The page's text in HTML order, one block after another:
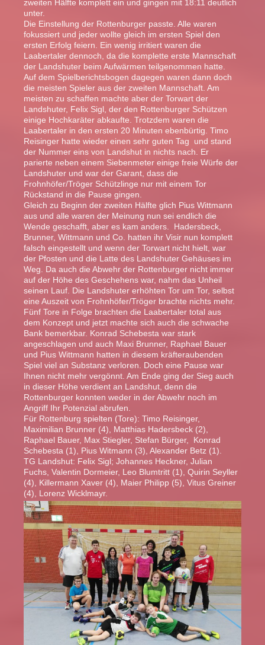
zweiten Hälfte komplett ein und gingen mit 18:11 deutlich
unter.
Die Einstellung der Rottenburger passte. Alle waren
fokussiert und jeder wollte gleich im ersten Spiel den
ersten Erfolg feiern. Ein wenig irritiert waren die
Laabertaler dennoch, da die komplette erste Mannschaft
der Landshuter beim Aufwärmen teilgenommen hatte.
Auf dem Spielberichtsbogen dagegen waren dann doch
die meisten Spieler aus der zweiten Mannschaft. Am
meisten zu schaffen machte aber der Torwart der
Landshuter, Felix Sigl, der den Rottenburger Schützen
einige Hochkaräter abkaufte. Trotzdem waren die
Laabertaler in den ersten 20 Minuten ebenbürtig. Timo
Reisinger hatte wieder einen sehr guten Tag und stand
der Nummer eins von Landshut in nichts nach. Er
parierte neben einem Siebenmeter einige freie Würfe der
Landshuter und war der Garant, dass die
Frohnhöfer/Tröger Schützlinge nur mit einem Tor
Rückstand in die Pause gingen.
Gleich zu Beginn der zweiten Hälfte glich Pius Wittmann
aus und alle waren der Meinung nun sei endlich die
Wende geschafft, aber es kam anders. Hadersbeck,
Brunner, Wittmann und Co. hatten ihr Visir nun komplett
falsch eingestellt und wenn der Torwart nicht hielt, war
der Pfosten und die Latte des Landshuter Gehäuses im
Weg. Da auch die Abwehr der Rottenburger nicht immer
auf der Höhe des Geschehens war, nahm das Unheil
seinen Lauf. Die Landshuter erhöhten Tor um Tor, selbst
eine Auszeit von Frohnhöfer/Tröger brachte nichts mehr.
Fünf Tore in Folge brachten die Laabertaler total aus
dem Konzept und jetzt machte sich auch die schwache
Bank bemerkbar. Konrad Schebesta war stark
angeschlagen und auch Maxi Brunner, Raphael Bauer
und Pius Wittmann hatten in diesem kräfteraubenden
Spiel viel an Substanz verloren. Doch eine Pause war
Ihnen nicht mehr vergönnt. Am Ende ging der Sieg auch
in dieser Höhe verdient an Landshut, denn die
Rottenburger konnten weder in der Abwehr noch im
Angriff Ihr Potenzial abrufen.
Für Rottenburg spielten (Tore): Timo Reisinger,
Maximilian Brunner (4), Matthias Hadersbeck (2),
Raphael Bauer, Max Stiegler, Stefan Bürger, Konrad
Schebesta (1), Pius Witmann (3), Alexander Betz (1).
TG Landshut: Felix Sigl; Johannes Heckner, Julian
Fuchs, Valentin Dormeier, Leo Blumtritt (1), Quirin Seyller
(4), Killermann Xaver (4), Maier Philipp (5), Vitus Greiner
(4), Lorenz Wicklmayr.